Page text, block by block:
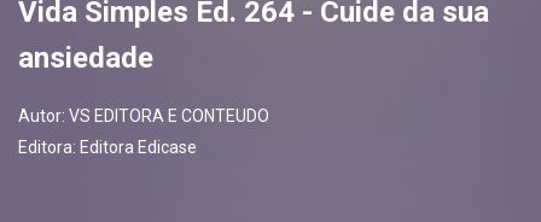
Vida Simples Ed. 264 - Cuide da sua
ansiedade
Autor: VS EDITORA E CONTEUDO
Editora: Editora Edicase